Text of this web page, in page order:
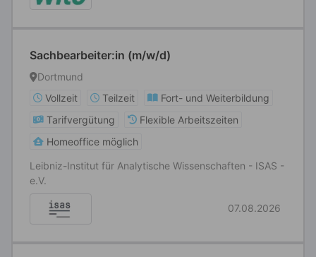
Sachbearbeiter:in (m/w/d)
Dortmund
Vollzeit
Teilzeit
Fort- und Weiterbildung
Tarifvergütung
Flexible Arbeitszeiten
Homeoffice möglich
Leibniz-Institut für Analytische Wissenschaften - ISAS -
e.V.
07.08.2026